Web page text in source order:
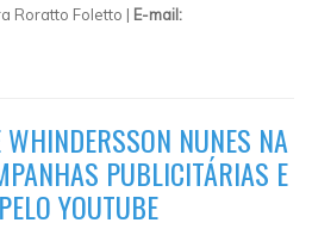
Roratto Foletto | E-mail:
NUNES NA
PUBLICITÁRIAS E
YOUTUBE